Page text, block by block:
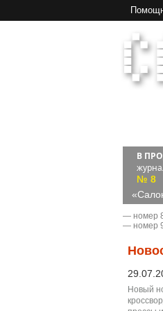
В
№ 8
― номер
― номер
Новый